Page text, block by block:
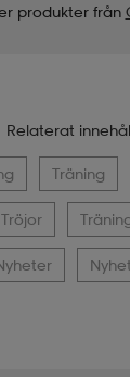
produkter från
Relaterat
Träning
Tröjor